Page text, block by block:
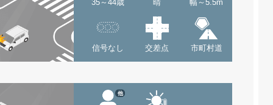
35～44歳 晴 幅～5.5m
信号なし 交差点 市町村道
他